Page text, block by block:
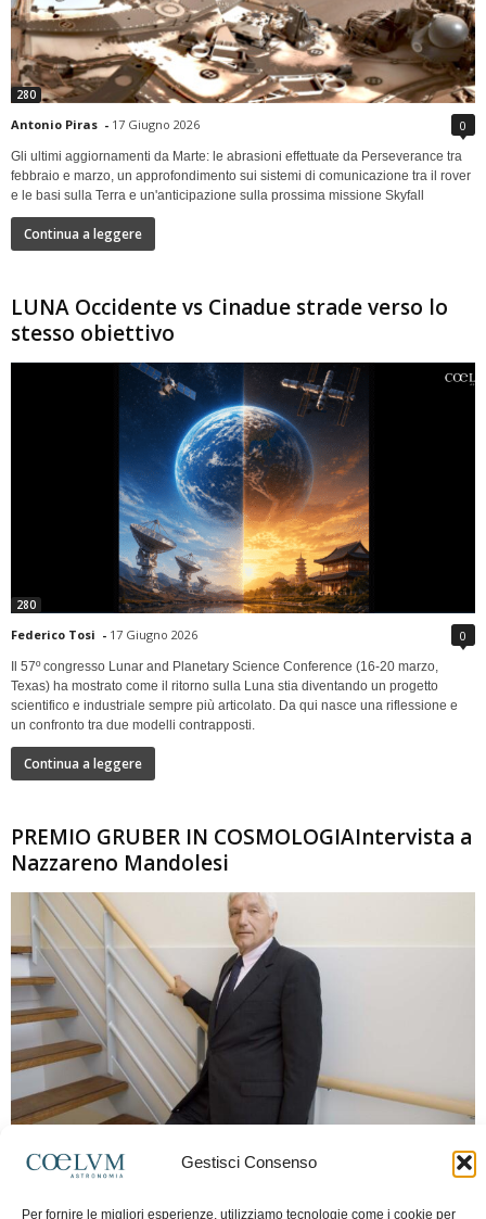
Gestisci Consenso
Per fornire le migliori esperienze, utilizziamo tecnologie come i cookie per
280
Antonio Piras - 17 Giugno 2026 0
Gli ultimi aggiornamenti da Marte: le abrasioni effettuate da Perseverance tra
febbraio e marzo, un approfondimento sui sistemi di comunicazione tra il rover
e le basi sulla Terra e un'anticipazione sulla prossima missione Skyfall
Continua a leggere
LUNA Occidente vs Cinadue strade verso lo
stesso obiettivo
280
Federico Tosi - 17 Giugno 2026 0
Il 57º congresso Lunar and Planetary Science Conference (16-20 marzo,
Texas) ha mostrato come il ritorno sulla Luna stia diventando un progetto
scientifico e industriale sempre più articolato. Da qui nasce una riflessione e
un confronto tra due modelli contrapposti.
Continua a leggere
PREMIO GRUBER IN COSMOLOGIAIntervista a
Nazzareno Mandolesi
Frida Paolella - 16 Giugno 2026 0
spaziale europea e della missione Planck. Il dialogo ripercorre i principali